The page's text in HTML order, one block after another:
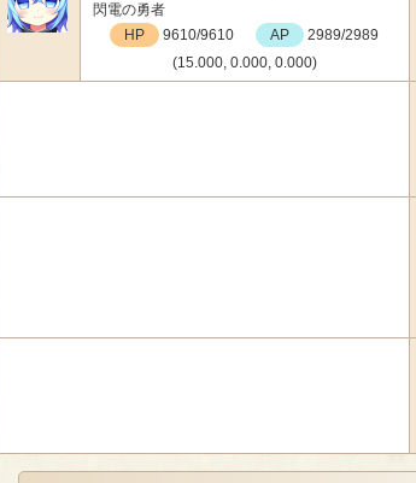
閃電の勇者
HP
9610/9610 AP
2989/2989
(15.000, 0.000, 0.000)